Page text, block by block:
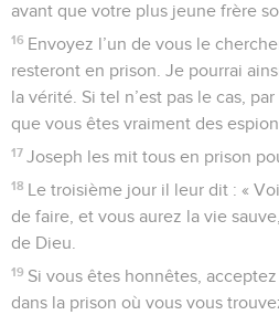
avant que votre plus jeune frère
16 Envoyez l’un de vous le
resteront en prison. Je pourrai
la vérité. Si tel n’est pas le cas,
que vous êtes vraiment des
17 Joseph les mit tous en prison
18 Le troisième jour il leur dit : «
de faire, et vous aurez la vie
de Dieu.
19 Si vous êtes honnêtes,
dans la prison où vous vous